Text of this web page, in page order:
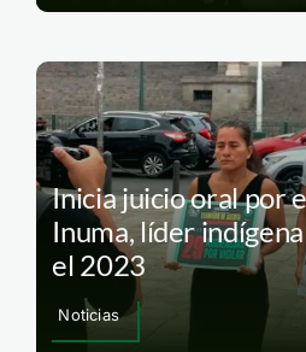
Inicia juicio oral por
Inuma, líder
el 2023
Noticias